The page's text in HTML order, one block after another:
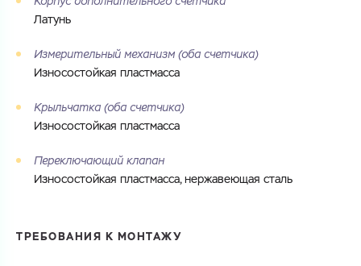
Латунь
Измерительный механизм (оба счетчика)
Износостойкая пластмасса
Крыльчатка (оба счетчика)
Износостойкая пластмасса
Переключающий клапан
Износостойкая пластмасса, нержавеющая сталь
ТРЕБОВАНИЯ К МОНТАЖУ